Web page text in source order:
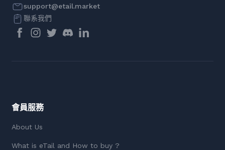
support@etail.market
聯系我們
會員服務
About Us
What is eTail and How to buy ?